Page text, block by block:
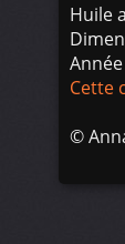
Huile
Année
Cette
©